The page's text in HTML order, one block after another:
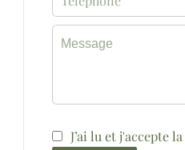
J’ai lu et j'accepte la